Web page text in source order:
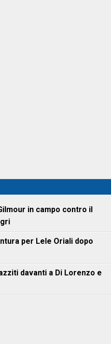
in campo contro il
per Lele Oriali dopo
davanti a Di Lorenzo e